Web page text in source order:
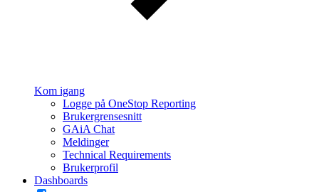
Kom igang
Logge på OneStop Reporting
Brukergrensesnitt
GAiA Chat
Meldinger
Technical Requirements
Brukerprofil
Dashboards